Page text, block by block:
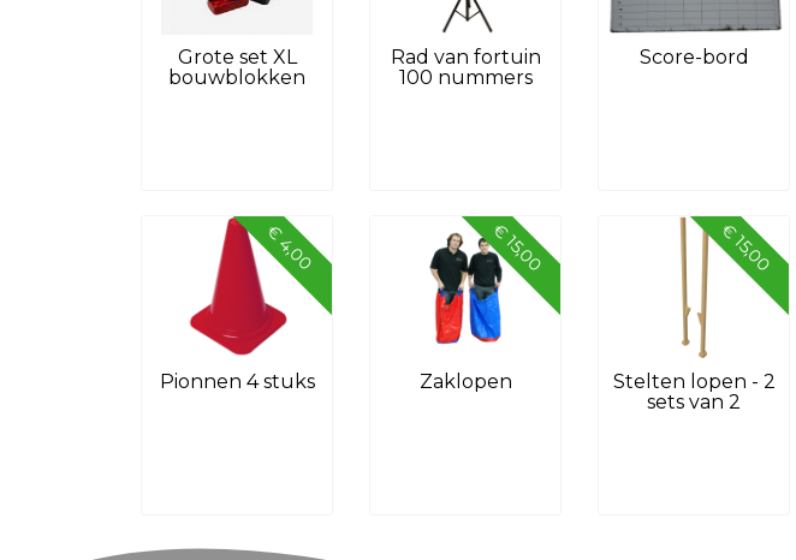
Grote set XL
bouwblokken
Rad van fortuin
100 nummers
Score-bord
€ 4,00
Pionnen 4 stuks
€ 15,00
Zaklopen
€ 15,00
Stelten lopen - 2
sets van 2